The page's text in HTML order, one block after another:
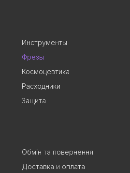
Инструменты
Фрезы
Космоцевтика
Расходники
Защита
Обмін та повернення
Доставка и оплата